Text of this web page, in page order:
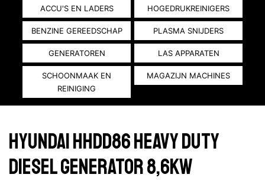
ACCU'S EN LADERS HOGEDRUKREINIGERS
BENZINE GEREEDSCHAP PLASMA SNIJDERS
GENERATOREN LAS APPARATEN
SCHOONMAAK EN
REINIGING
MAGAZIJN MACHINES
HYUNDAI HHDD86 HEAVY DUTY
DIESEL GENERATOR 8,6KW